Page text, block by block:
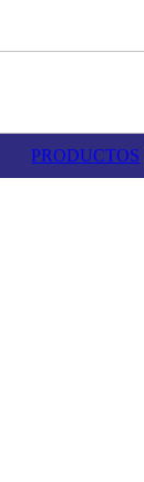
PRODUCTOS